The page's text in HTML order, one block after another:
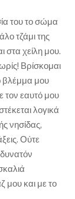
του το σώμα
τζάμι της
στα χείλη μου.
Βρίσκομαι
βλέμμα μου
τον εαυτό μου
λογικά
νησίδας,
Ούτε
μου και με το